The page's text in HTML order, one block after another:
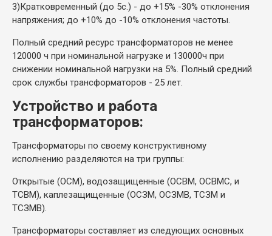
3)Кратковременный (до 5с.) - до +15% -30% отклонения
напряжения; до +10% до -10% отклонения частоты.
Полный средний ресурс трансформаторов не менее
120000 ч при номинальной нагрузке и 130000ч при
снижении номинальной нагрузки на 5%. Полный средний
срок службы трансформаторов - 25 лет.
Устройство и работа
трансформаторов:
Трансформаторы по своему конструктивному
исполнению разделяются на три группы:
Открытые (ОСМ), водозащищенные (ОСВМ, ОСВМС, и
ТСВМ), каплезащищенные (ОСЗМ, ОСЗМВ, ТСЗМ и
ТСЗМВ).
Трансформаторы составляет из следующих основных